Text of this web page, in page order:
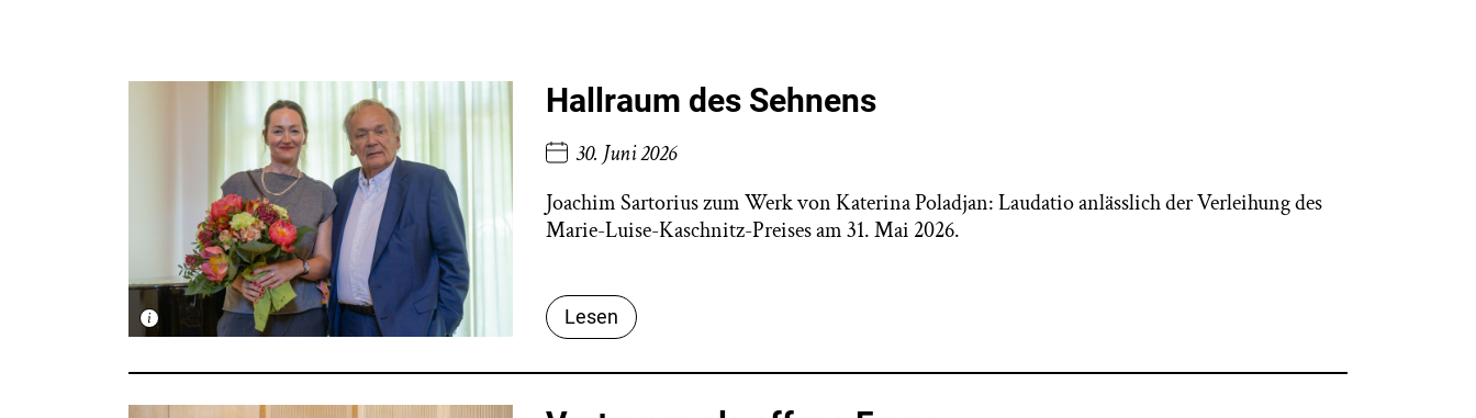
Hallraum des Sehnens
30. Juni 2026
Joachim Sartorius zum Werk von Katerina Poladjan: Laudatio anlässlich der Verleihung des
Marie-Luise-Kaschnitz-Preises am 31. Mai 2026.
Lesen